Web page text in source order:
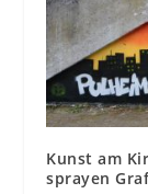
Kunst am
sprayen